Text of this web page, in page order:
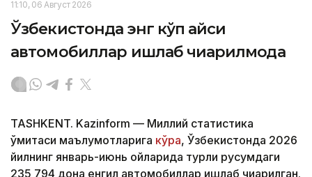
11:10, 06 Август 2026
Ўзбекистонда энг кўп қайси
автомобиллар ишлаб чиқарилмоқда
TASHKENT. Kazinform — Миллий статистика
қўмитаси маълумотларига кўра, Ўзбекистонда 2026
йилнинг январь-июнь ойларида турли русумдаги
235 794 дона енгил автомобиллар ишлаб чиқарилган.